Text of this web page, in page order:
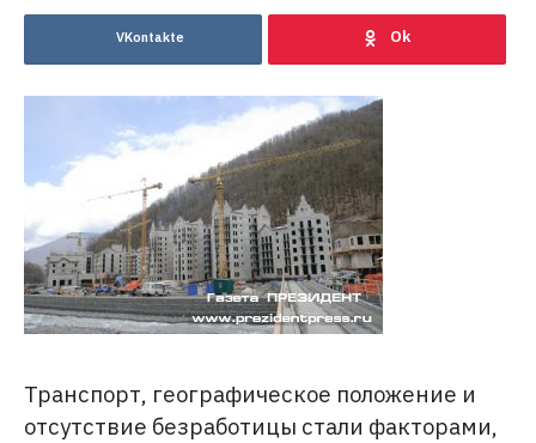
VKontakte
Транспорт, географическое положение и
отсутствие безработицы стали факторами,